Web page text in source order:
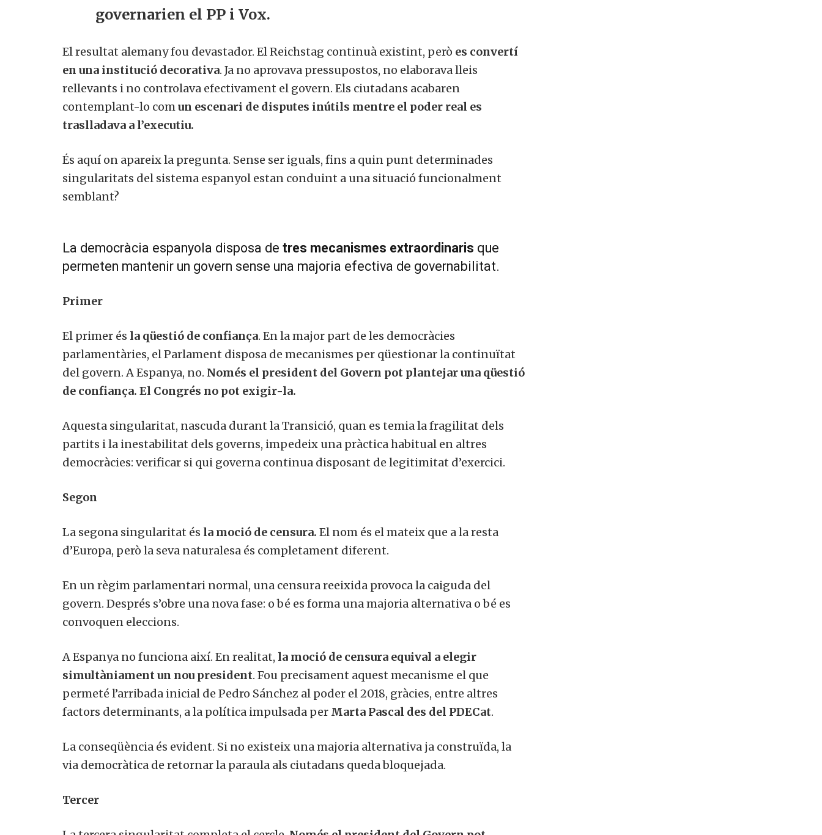
governarien el PP i Vox.
El resultat alemany fou devastador. El Reichstag continuà existint, però es convertí
en una institució decorativa. Ja no aprovava pressupostos, no elaborava lleis
rellevants i no controlava efectivament el govern. Els ciutadans acabaren
contemplant-lo comun escenari de disputes inútils mentre el poder real es
traslladava a l’executiu.
És aquí on apareix la pregunta. Sense ser iguals, fins a quin punt determinades
singularitats del sistema espanyol estan conduint a una situació funcionalment
semblant?
La democràcia espanyola disposa de tres mecanismes extraordinaris que
permeten mantenir un govern sense una majoria efectiva de governabilitat.
Primer
El primer és la qüestió de confiança. En la major part de les democràcies
parlamentàries, el Parlament disposa de mecanismes per qüestionar la continuïtat
del govern. A Espanya, no. Només el president del Govern pot plantejar una qüestió
de confiança. El Congrés no pot exigir-la.
Aquesta singularitat, nascuda durant la Transició, quan es temia la fragilitat dels
partits i la inestabilitat dels governs, impedeix una pràctica habitual en altres
democràcies: verificar si qui governa continua disposant de legitimitat d’exercici.
Segon
La segona singularitat és la moció de censura. El nom és el mateix que a la resta
d’Europa, però la seva naturalesa és completament diferent.
En un règim parlamentari normal, una censura reeixida provoca la caiguda del
govern. Després s’obre una nova fase: o bé es forma una majoria alternativa o bé es
convoquen eleccions.
A Espanya no funciona així. En realitat, la moció de censura equival a elegir
simultàniament un nou president. Fou precisament aquest mecanisme el que
permeté l’arribada inicial de Pedro Sánchez al poder el 2018, gràcies, entre altres
factors determinants, a la política impulsada per Marta Pascal des del PDECat.
La conseqüència és evident. Si no existeix una majoria alternativa ja construïda, la
via democràtica de retornar la paraula als ciutadans queda bloquejada.
Tercer